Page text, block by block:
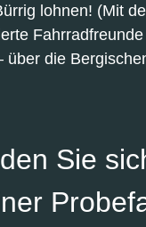
lohnen! (Mit
über die
Sie